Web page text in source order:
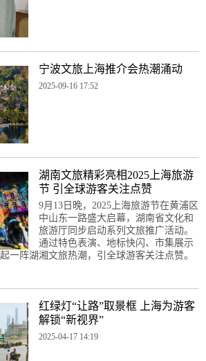
宁波文旅上海推介会热潮涌动
2025-09-16 17:52
湖南文旅精彩亮相2025上海旅游
节 引全球游客关注点赞
9月13日晚，2025上海旅游节在黄浦区
中山东一路盛大启幕，湖南省文化和
旅游厅同步启动系列文旅推广活动。
通过特色表演、地标快闪、市集展示
一阵湖湘文旅热潮，引全球游客关注点赞。
红绿灯“让路”取景框 上海为游客
解锁“新视界”
2025-04-17 14:19